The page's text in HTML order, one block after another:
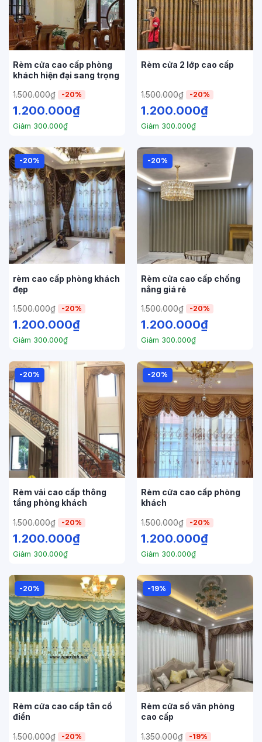
Rèm cửa cao cấp phòng
khách hiện đại sang trọng
1.500.000₫ -20%
1.200.000₫
Giảm 300.000₫
Rèm cửa 2 lớp cao cấp
1.500.000₫ -20%
1.200.000₫
Giảm 300.000₫
-20%
rèm cao cấp phòng khách
đẹp
1.500.000₫ -20%
1.200.000₫
Giảm 300.000₫
-20%
Rèm cửa cao cấp chống
nắng giá rẻ
1.500.000₫ -20%
1.200.000₫
Giảm 300.000₫
-20%
Rèm vải cao cấp thông
tầng phòng khách
1.500.000₫ -20%
1.200.000₫
Giảm 300.000₫
-20%
Rèm cửa cao cấp phòng
khách
1.500.000₫ -20%
1.200.000₫
Giảm 300.000₫
-20%
Rèm cửa cao cấp tân cổ
điển
1.500.000₫ -20%
-19%
Rèm cửa sổ văn phòng
cao cấp
1.350.000₫ -19%